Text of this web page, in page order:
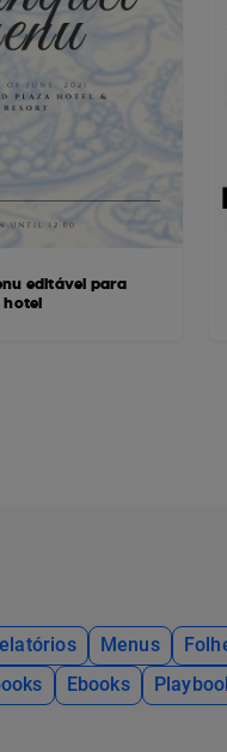
editável para
hotel
Menus
Ebooks